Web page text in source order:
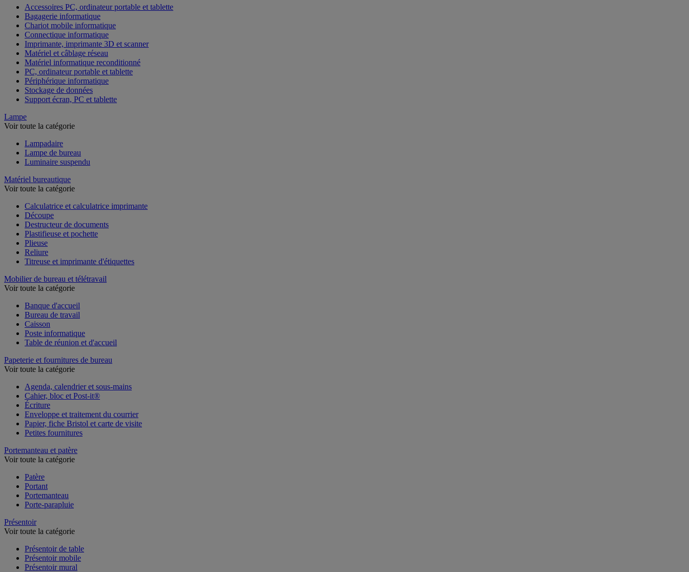
Accessoires PC, ordinateur portable et tablette
Bagagerie informatique
Chariot mobile informatique
Connectique informatique
Imprimante, imprimante 3D et scanner
Matériel et câblage réseau
Matériel informatique reconditionné
PC, ordinateur portable et tablette
Périphérique informatique
Stockage de données
Support écran, PC et tablette
Lampe
Voir toute la catégorie
Lampadaire
Lampe de bureau
Luminaire suspendu
Matériel bureautique
Voir toute la catégorie
Calculatrice et calculatrice imprimante
Découpe
Destructeur de documents
Plastifieuse et pochette
Plieuse
Reliure
Titreuse et imprimante d'étiquettes
Mobilier de bureau et télétravail
Voir toute la catégorie
Banque d'accueil
Bureau de travail
Caisson
Poste informatique
Table de réunion et d'accueil
Papeterie et fournitures de bureau
Voir toute la catégorie
Agenda, calendrier et sous-mains
Cahier, bloc et Post-it®
Écriture
Enveloppe et traitement du courrier
Papier, fiche Bristol et carte de visite
Petites fournitures
Portemanteau et patère
Voir toute la catégorie
Patère
Portant
Portemanteau
Porte-parapluie
Présentoir
Voir toute la catégorie
Présentoir de table
Présentoir mobile
Présentoir mural